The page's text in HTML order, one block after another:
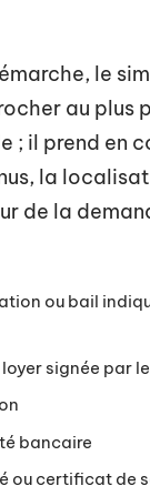
le
au plus
; il prend en
la
de la
ou bail
signée par
bancaire
ou certificat de